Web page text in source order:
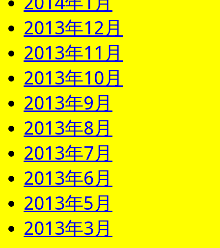
2013年12月
2013年11月
2013年10月
2013年9月
2013年8月
2013年7月
2013年6月
2013年5月
2013年3月